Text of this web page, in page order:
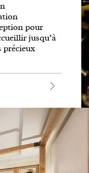
pour
jusqu’à
précieux